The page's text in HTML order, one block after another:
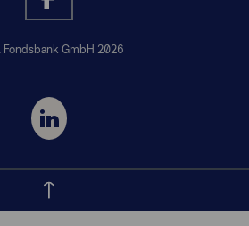
Fondsbank GmbH 2026